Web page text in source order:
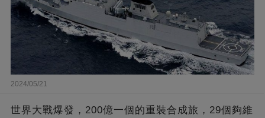
2024/05/21
世界大戰爆發，200億一個的重裝合成旅，29個夠維